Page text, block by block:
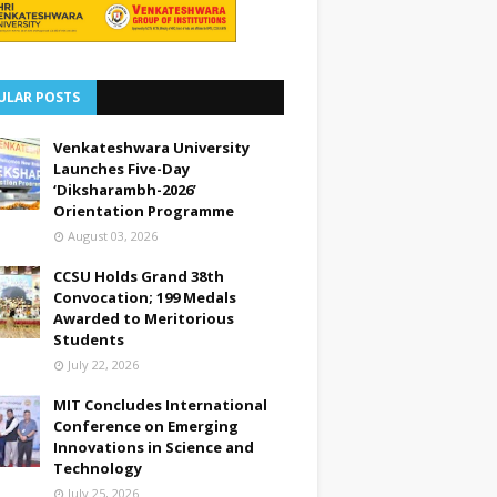
POSTS
Venkateshwara University
Launches Five-Day
‘Diksharambh-2026’
Orientation Programme
August 03, 2026
CCSU Holds Grand 38th
Convocation; 199 Medals
Awarded to Meritorious
Students
July 22, 2026
MIT Concludes International
Conference on Emerging
Innovations in Science and
Technology
July 25, 2026